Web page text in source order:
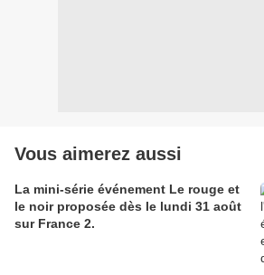
Vous aimerez aussi
La mini-série événement Le rouge et
le noir proposée dès le lundi 31 août
sur France 2.